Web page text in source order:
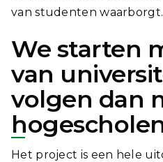
van studenten waarborgt.
We starten
van
volgen dan
Het project is een hele